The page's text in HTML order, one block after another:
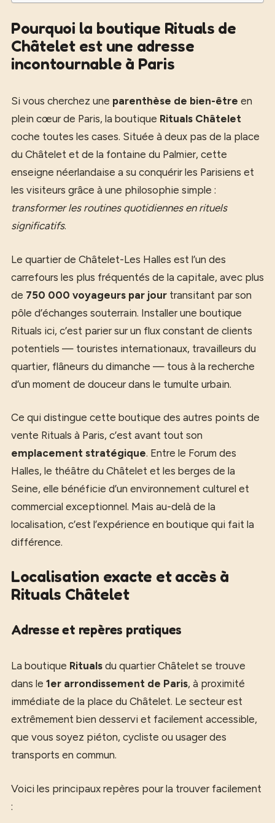
Pourquoi la boutique Rituals de
Châtelet est une adresse
incontournable à Paris
Si vous cherchez une parenthèse de bien-être en
plein cœur de Paris, la boutique Rituals Châtelet
coche toutes les cases. Située à deux pas de la place
du Châtelet et de la fontaine du Palmier, cette
enseigne néerlandaise a su conquérir les Parisiens et
les visiteurs grâce à une philosophie simple :
transformer les routines quotidiennes en rituels
significatifs.
Le quartier de Châtelet-Les Halles est l’un des
carrefours les plus fréquentés de la capitale, avec plus
de 750 000 voyageurs par jour transitant par son
pôle d’échanges souterrain. Installer une boutique
Rituals ici, c’est parier sur un flux constant de clients
potentiels — touristes internationaux, travailleurs du
quartier, flâneurs du dimanche — tous à la recherche
d’un moment de douceur dans le tumulte urbain.
Ce qui distingue cette boutique des autres points de
vente Rituals à Paris, c’est avant tout son
emplacement stratégique. Entre le Forum des
Halles, le théâtre du Châtelet et les berges de la
Seine, elle bénéficie d’un environnement culturel et
commercial exceptionnel. Mais au-delà de la
localisation, c’est l’expérience en boutique qui fait la
différence.
Localisation exacte et accès à
Rituals Châtelet
Adresse et repères pratiques
La boutique Rituals du quartier Châtelet se trouve
dans le 1er arrondissement de Paris, à proximité
immédiate de la place du Châtelet. Le secteur est
extrêmement bien desservi et facilement accessible,
que vous soyez piéton, cycliste ou usager des
transports en commun.
Voici les principaux repères pour la trouver facilement
: